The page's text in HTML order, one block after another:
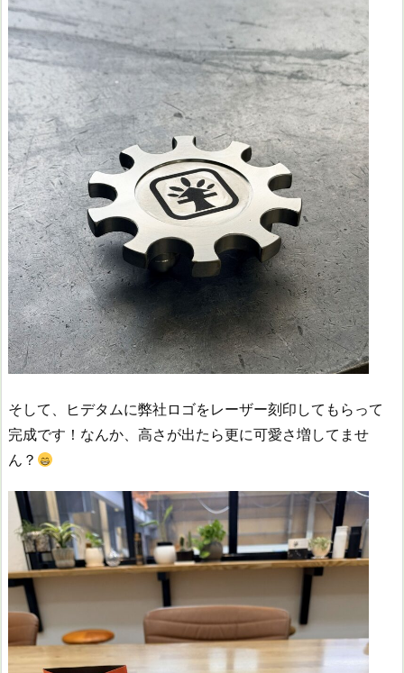
そして、ヒデタムに弊社ロゴをレーザー刻印してもらって
完成です！なんか、高さが出たら更に可愛さ増してませ
ん？